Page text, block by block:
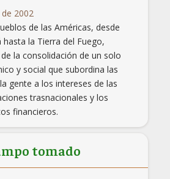
2002
de las Américas, desde
hasta la Tierra del Fuego,
la consolidación de un solo
y social que subordina las
gente a los intereses de las
trasnacionales y los
financieros.
tomado